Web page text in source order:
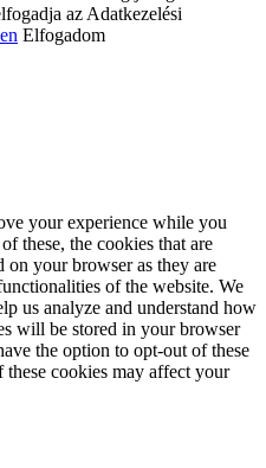
az Adatkezelési
Elfogadom
your experience while you
these, the cookies that are
on your browser as they are
of the website. We
us analyze and understand how
will be stored in your browser
the option to opt-out of these
cookies may affect your